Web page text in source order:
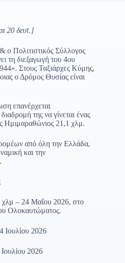
20 δευτ.]
Πολιτιστικός Σύλλογος
τη διεξαγωγή του 4ου
Στους Ταξιάρχες Κύμης,
ο Δρόμος Θυσίας είναι
επανέρχεται
της να γίνεται ένας
Ημιμαραθώνιος 21,1 χλμ.
από όλη την Ελλάδα,
και την
χλμ – 24 Μαΐου 2026, στο
Ολοκαυτώματος.
Ιουλίου 2026
2026